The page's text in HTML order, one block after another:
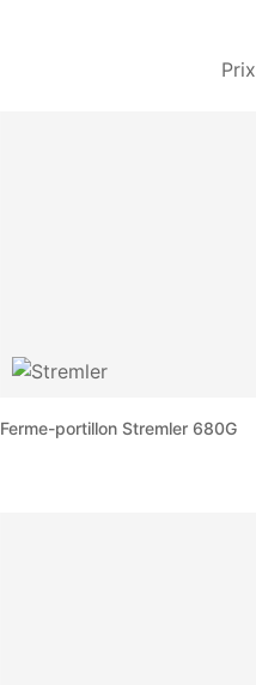
Prix
Ferme-portillon Stremler 680G